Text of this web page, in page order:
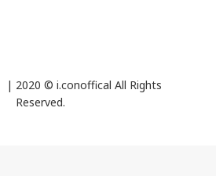
| 2020 © i.conoffical All Rights
Reserved.